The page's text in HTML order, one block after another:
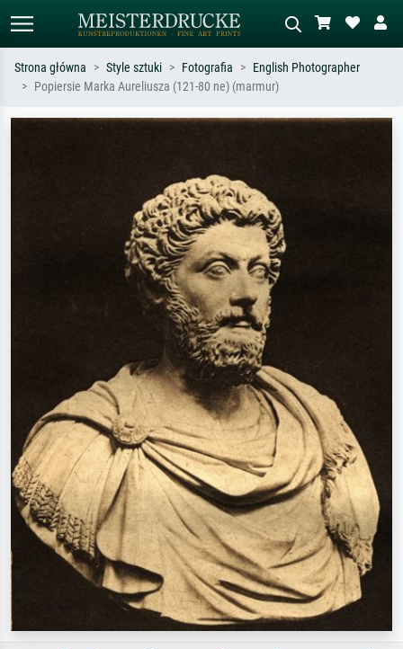
Szukaj wg artysty, tytułu lub stylu – np.
Opisz scenę – np. zielona łąka,
stojący akt obok drzewa.
Strona główna Style sztuki Fotografia
English Photographer
Popiersie Marka Aureliusza (121-80 ne) (marmur)